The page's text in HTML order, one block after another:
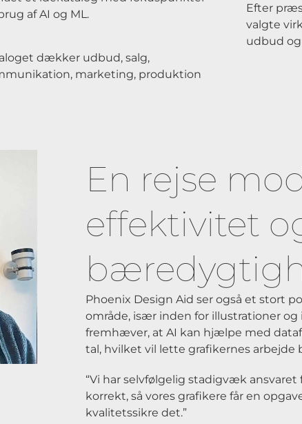
af AI og ML.
dækker udbud, salg,
marketing, produktion
Efter
valgte
udbud
En rejse
effektivitet
Phoenix Design Aid ser også et stort
område, især inden for illustrationer og
fremhæver, at AI kan hjælpe med
tal, hvilket vil lette grafikernes arbejde
“Vi har selvfølgelig stadigvæk ansvaret
korrekt, så vores grafikere får en
kvalitetssikre det.”